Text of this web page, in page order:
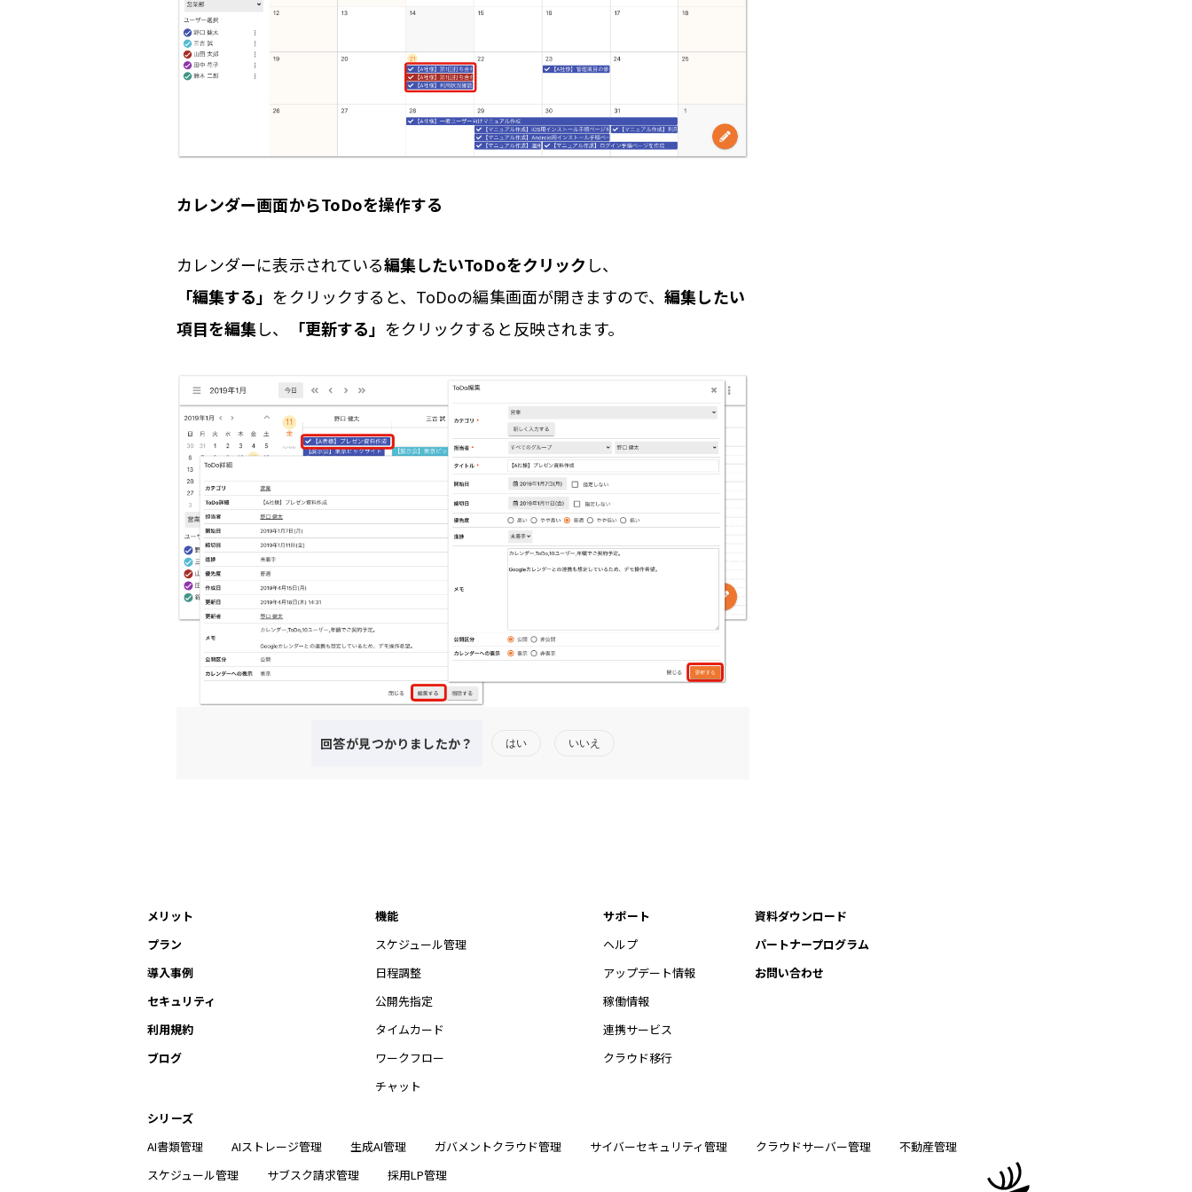
カレンダー画面からToDoを操作する
カレンダーに表示されている編集したいToDoをクリック し、
「編集する」 をクリックすると、ToDoの編集画面が開きますので、編集したい
項目を編集し、 「更新する」 をクリックすると反映されます。
回答が見つかりましたか？ はい いいえ
メリット
プラン
導入事例
セキュリティ
利用規約
ブログ
機能
スケジュール管理
日程調整
公開先指定
タイムカード
ワークフロー
チャット
サポート
ヘルプ
アップデート情報
稼働情報
連携サービス
クラウド移行
資料ダウンロード
パートナープログラム
お問い合わせ
シリーズ
AI書類管理
AIストレージ管理 生成AI管理 ガバメントクラウド管理 サイバーセキュリティ管理 クラウドサーバー管理
不動産管理
スケジュール管理
サブスク請求管理 採用LP管理